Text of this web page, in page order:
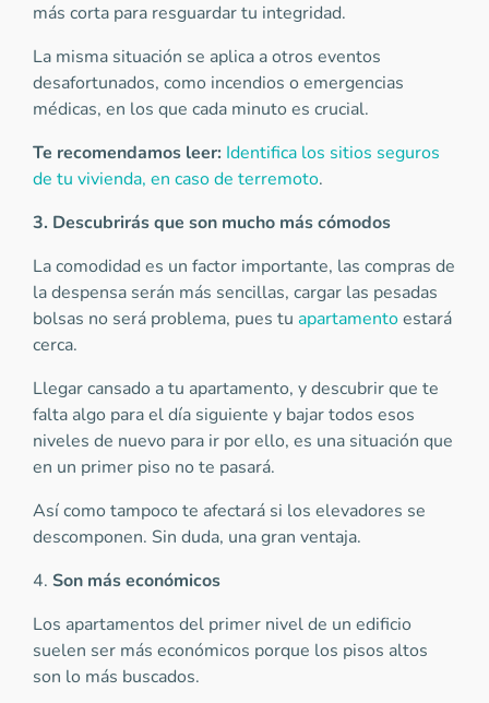
más corta para resguardar tu integridad.
La misma situación se aplica a otros eventos
desafortunados, como incendios o emergencias
médicas, en los que cada minuto es crucial.
Te recomendamos leer: Identifica los sitios seguros
de tu vivienda, en caso de terremoto.
3. Descubrirás que son mucho más cómodos
La comodidad es un factor importante, las compras de
la despensa serán más sencillas, cargar las pesadas
bolsas no será problema, pues tu apartamentoestará
cerca.
Llegar cansado a tu apartamento, y descubrir que te
falta algo para el día siguiente y bajar todos esos
niveles de nuevo para ir por ello, es una situación que
en un primer piso no te pasará.
Así como tampoco te afectará si los elevadores se
descomponen. Sin duda, una gran ventaja.
4. Son más económicos
Los apartamentos del primer nivel de un edificio
suelen ser más económicos porque los pisos altos
son lo más buscados.